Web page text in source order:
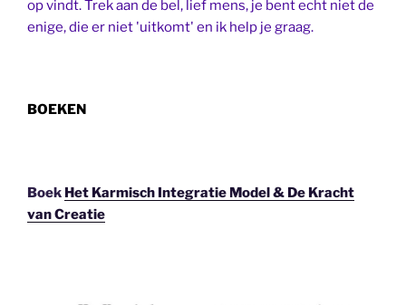
op vindt. Trek aan de bel, lief mens, je bent echt niet de
enige, die er niet 'uitkomt' en ik help je graag.
BOEKEN
Boek Het Karmisch Integratie Model & De Kracht
van Creatie